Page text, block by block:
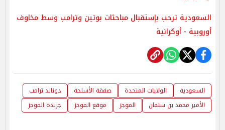
السعودية ترحب بإستقبال مباحثات بوتين وترامب وسط مخاوف
أوروبية - أوكرانية
السعودية الولايات المتحدة صفقة الأسلحة
​دونالد ترامب
الأمير محمد بن سلمان
الموجز موقع الموجز جريدة الموجز